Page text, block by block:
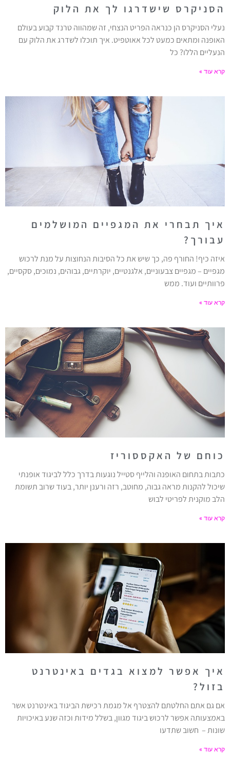
הסניקרס שישדרגו לך את הלוק
נעלי הסניקרס הן כנראה הפריט הנצחי, זה שמהווה טרנד קבוע בעולם
האופנה ומתאים כמעט לכל אאוטפיט. איך תוכלו לשדרג את הלוק עם
הנעליים הללו? כל
קרא עוד »
איך תבחרי את המגפיים המושלמים
עבורך?
איזה כיף! החורף פה, כך שיש את כל הסיבות הנחוצות על מנת לרכוש
מגפיים – מגפיים צבעוניים, אלגנטיים, יוקרתיים, גבוהים, נמוכים, סקסיים,
פרוותיים ועוד. ממש
קרא עוד »
כוחם של האקססוריז
כתבות בתחום האופנה והלייף סטייל נוגעות בדרך כלל לביגוד אופנתי
שיכול להקנות מראה גבוה, מחוטב, רזה ורענן יותר, בעוד שרוב תשומת
הלב מוקנית לפריטי לבוש
קרא עוד »
איך אפשר למצוא בגדים באינטרנט
בזול?
אם גם אתם החלטתם להצטרף אל מגמת רכישת הביגוד באינטרנט אשר
באמצעותה אפשר לרכוש ביגוד מגוון, בשלל מידות וכזה שנע באיכויות
שונות – חשוב שתדעו
קרא עוד »